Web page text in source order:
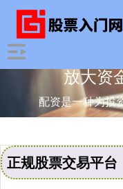
放大资
配资是一种为投
正规股票交易平台